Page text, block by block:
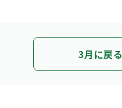
3月に戻る